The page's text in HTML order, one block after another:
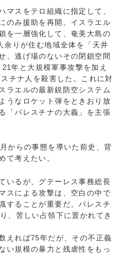
スをテロ組織に指定して、
のみ援助を再開。イスラエル
を一層強化して、奄美大島の
余りが住む地域全体を「天井
、逃げ場のないその閉鎖空間
年と大規模軍事攻撃を加え
チナ人を殺害した。これに対
ラエルの最新鋭防空システム
うなロケット弾をときおり放
「パレスチナの大義」を主張
からの事態を導いた前史、背
て考えたい。
いるが、グテーレス事務総長
スによる攻撃は、空白の中で
することが重要だ。パレスチ
、苦しい占領下に置かれてき
えれば75年だが、その不正義
い規模の暴力と残虐性をもっ